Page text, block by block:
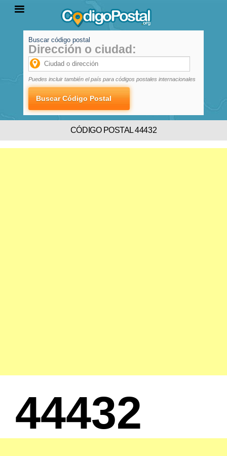
PROVINCIAS
LOCALIDADES
Buscar código postal
Dirección o ciudad:
Puedes incluir también el país para códigos postales internacionales
CÓDIGO POSTAL 44432
44432